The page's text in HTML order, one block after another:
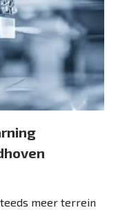
meer terrein